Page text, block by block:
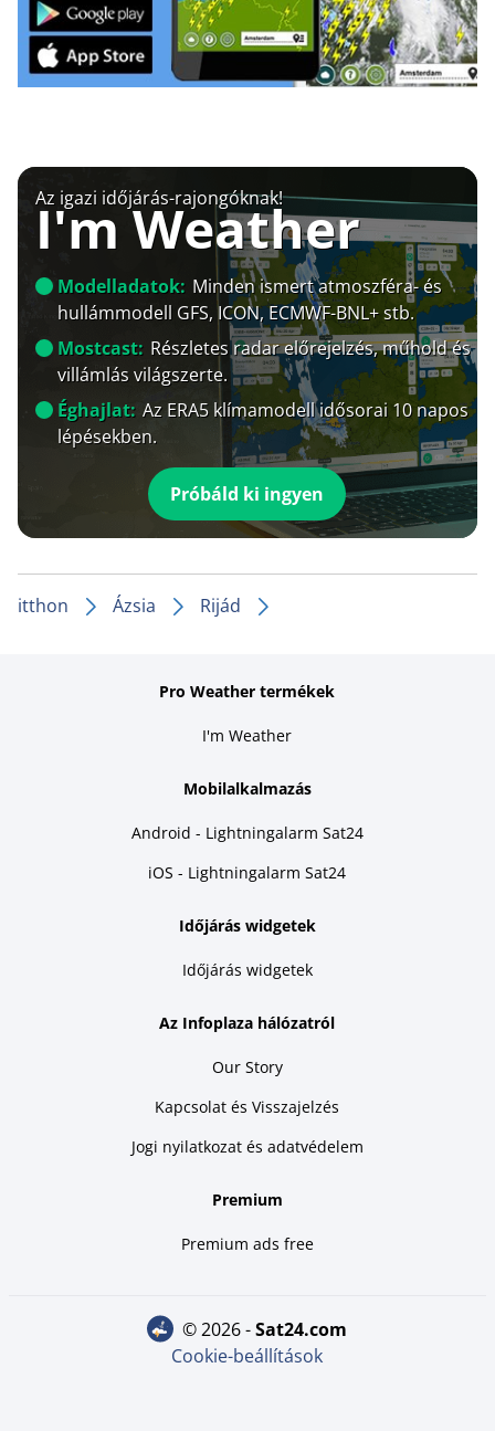
Az igazi időjárás-rajongóknak!
I'm Weather
Modelladatok: Minden ismert atmoszféra- és
hullámmodell GFS, ICON, ECMWF-BNL+ stb.
Mostcast: Részletes radar előrejelzés, műhold és
villámlás világszerte.
Éghajlat: Az ERA5 klímamodell idősorai 10 napos
lépésekben.
Próbáld ki ingyen
itthon Ázsia Rijád
Pro Weather termékek
I'm Weather
Mobilalkalmazás
Android - Lightningalarm Sat24
iOS - Lightningalarm Sat24
Időjárás widgetek
Időjárás widgetek
Az Infoplaza hálózatról
Our Story
Kapcsolat és Visszajelzés
Jogi nyilatkozat és adatvédelem
Premium
Premium ads free
© 2026 - sat24.com
Cookie-beállítások